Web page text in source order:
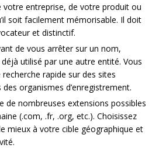
votre entreprise, de votre produit ou
soit facilement mémorisable. Il doit
et distinctif.
de vous arrêter sur un nom,
déjà utilisé par une autre entité. Vous
rapide sur des sites
organismes d’enregistrement.
de nombreuses extensions possibles
(.com, .fr, .org, etc.). Choisissez
mieux à votre cible géographique et